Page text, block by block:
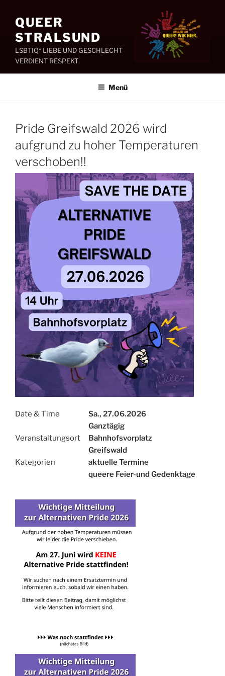
Inhalt
springenQUEER
STRALSUND
LSBTIQ* LIEBE UND GESCHLECHT
VERDIENT RESPEKT
Menü
Pride Greifswald 2026 wird
aufgrund zu hoher Temperaturen
verschoben!!
Date & Time
Sa., 27.06.2026
Ganztägig
Veranstaltungsort
Bahnhofsvorplatz
Greifswald
Kategorien
aktuelle Termine
queere Feier-und Gedenktage